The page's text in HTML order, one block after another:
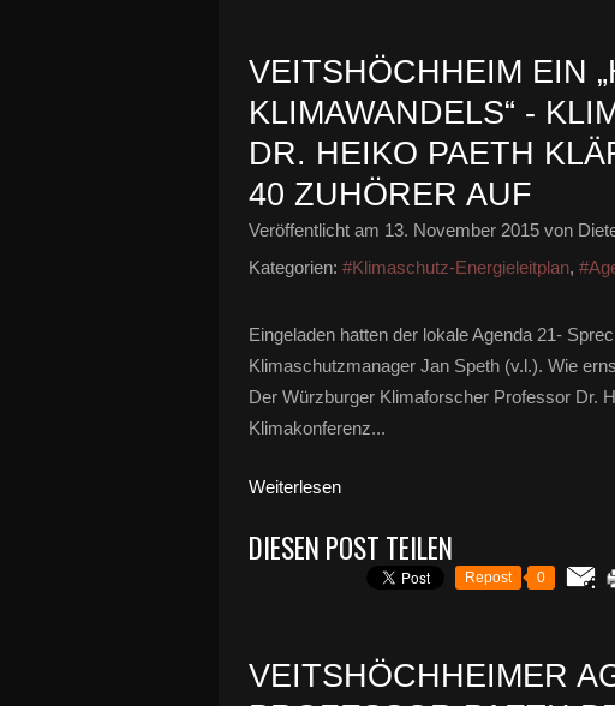
VEITSHÖCHHEIM EIN
KLIMAWANDELS“ -
DR. HEIKO PAETH
40 ZUHÖRER AUF
Veröffentlicht am 13. November 2015 von
Kategorien: #Klimaschutz-Energieleitplan,
Eingeladen hatten der lokale Agenda 21-
Klimaschutzmanager Jan Speth (v.l.). Wie
Der Würzburger Klimaforscher Professor Dr.
Klimakonferenz...
Weiterlesen
DIESEN POST TEILEN
Repost 0
VEITSHÖCHHEIMER